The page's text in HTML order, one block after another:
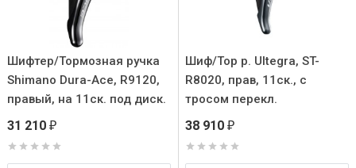
Шифтер/Тормозная ручка
Shimano Dura-Ace, R9120,
правый, на 11ск. под диск.
торм. с тросом.
31 210 ₽
Шиф/Тор р. Ultegra, ST-
R8020, прав, 11ск., c
тросом перекл.
38 910 ₽